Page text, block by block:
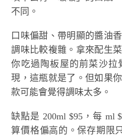
不同。
口味偏甜、帶明顯的醬油
調味比較複雜。拿來配生
你吃過陶板屋的前菜沙拉
現，這瓶就是了。但如果
款可能會覺得調味太多。
缺點是 200ml $95，每 ml
算價格偏高的。保存期限